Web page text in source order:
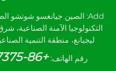
التكنولوجيا الآمنة
ليجيانغ، منطقة التنمية
رقم الهاتف: +86-13585397375